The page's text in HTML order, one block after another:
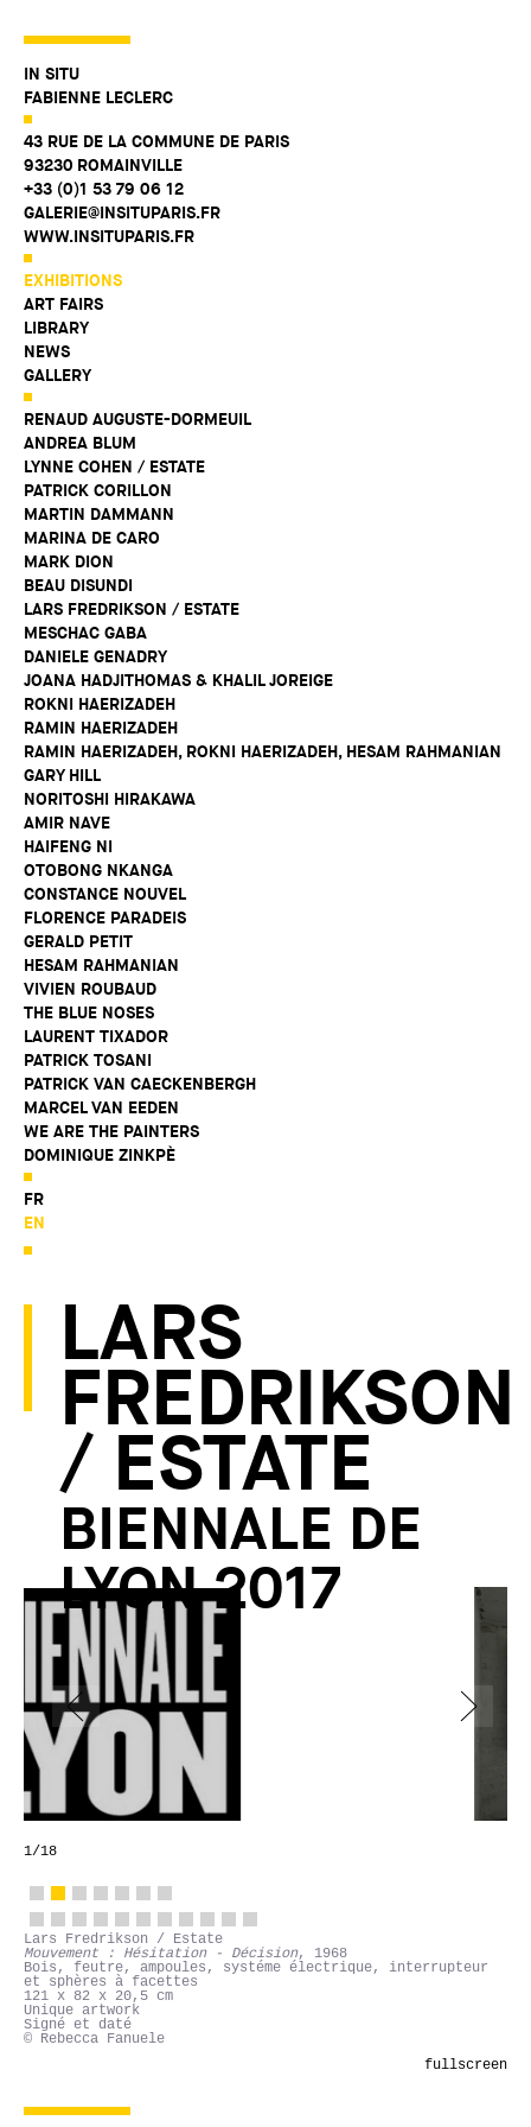
IN SITU
FABIENNE LECLERC
43 RUE DE LA COMMUNE DE PARIS
93230 ROMAINVILLE
+33 (0)1 53 79 06 12
GALERIE@INSITUPARIS.FR
WWW.INSITUPARIS.FR
EXHIBITIONS
ART FAIRS
LIBRARY
NEWS
GALLERY
RENAUD AUGUSTE-DORMEUIL
ANDREA BLUM
LYNNE COHEN / ESTATE
PATRICK CORILLON
MARTIN DAMMANN
MARINA DE CARO
MARK DION
BEAU DISUNDI
LARS FREDRIKSON / ESTATE
MESCHAC GABA
DANIELE GENADRY
JOANA HADJITHOMAS & KHALIL JOREIGE
ROKNI HAERIZADEH
RAMIN HAERIZADEH
RAMIN HAERIZADEH, ROKNI HAERIZADEH, HESAM RAHMANIAN
GARY HILL
NORITOSHI HIRAKAWA
AMIR NAVE
HAIFENG NI
OTOBONG NKANGA
CONSTANCE NOUVEL
FLORENCE PARADEIS
GERALD PETIT
HESAM RAHMANIAN
VIVIEN ROUBAUD
THE BLUE NOSES
LAURENT TIXADOR
PATRICK TOSANI
PATRICK VAN CAECKENBERGH
MARCEL VAN EEDEN
WE ARE THE PAINTERS
DOMINIQUE ZINKPÈ
FR
EN
LARS
FREDRIKSON
/ ESTATE
BIENNALE DE
LYON 2017
1/18
Lars Fredrikson / Estate
Mouvement : Hésitation - Décision, 1968
Bois, feutre, ampoules, systéme électrique, interrupteur
et sphères à facettes
121 x 82 x 20,5 cm
Unique artwork
Signé et daté
© Rebecca Fanuele
fullscreen